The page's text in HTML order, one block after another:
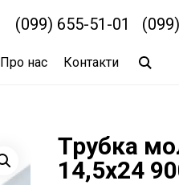
(099) 655-51-01
Про нас Контакти
Трубка
14,5х24